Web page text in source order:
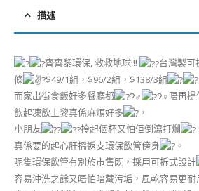
描述
齊齊黎環保, 救救地球!!!
台灣製可
條
$49/1組，$96/2組，$138/3組
而家出街食飯好多餐廳都
唔再提
飲起凍飲上黎真係麻煩好多
，
小朋友
拎起個杯又怕佢倒瀉打爛
真係要的起心肝搵返支環保飲管傍身
。
呢隻環保飲管有別於市售既，採用可拆式設計
容易沖洗之餘又唔怕暗藏污垢，風乾容易更耐